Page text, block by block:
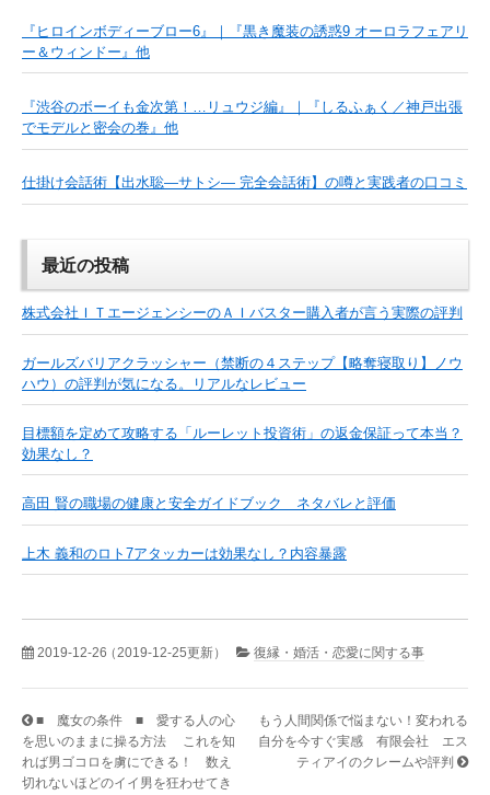
『ヒロインボディーブロー6』｜『黒き魔装の誘惑9 オーロラフェアリ
ー＆ウィンドー』他
『渋谷のボーイも金次第！…リュウジ編』｜『しるふぁく／神戸出張
でモデルと密会の巻』他
仕掛け会話術【出水聡―サトシ― 完全会話術】の噂と実践者の口コミ
最近の投稿
株式会社ＩＴエージェンシーのＡＩバスター購入者が言う実際の評判
ガールズバリアクラッシャー（禁断の４ステップ【略奪寝取り】ノウ
ハウ）の評判が気になる。リアルなレビュー
目標額を定めて攻略する「ルーレット投資術」の返金保証って本当？
効果なし？
高田 賢の職場の健康と安全ガイドブック ネタバレと評価
上木 義和のロト7アタッカーは効果なし？内容暴露
2019-12-26（2019-12-25更新） 復縁・婚活・恋愛に関する事
■ 魔女の条件 ■ 愛する人の心
を思いのままに操る方法 これを知
れば男ゴコロを虜にできる！ 数え
切れないほどのイイ男を狂わせてき
もう人間関係で悩まない！変われる
自分を今すぐ実感 有限会社 エス
ティアイのクレームや評判